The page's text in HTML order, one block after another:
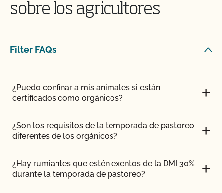
¿Puedo consultar mis saldos pendientes con el
CCOF y pagar en línea?
transformación?
sobre cómo mantener su Plan de Sistema
Orgánico en nuestros sistemas!
¿Tengo que comunicar todos mis insumos al
CCOF?
¿Ofrece el CCOF un programa de certificación
acelerada?
sobre los agricultores
Filter FAQs
¿Puedo confinar a mis animales si están
certificados como orgánicos?
¿Son los requisitos de la temporada de pastoreo
diferentes de los orgánicos?
¿Hay rumiantes que estén exentos de la DMI 30%
durante la temporada de pastoreo?